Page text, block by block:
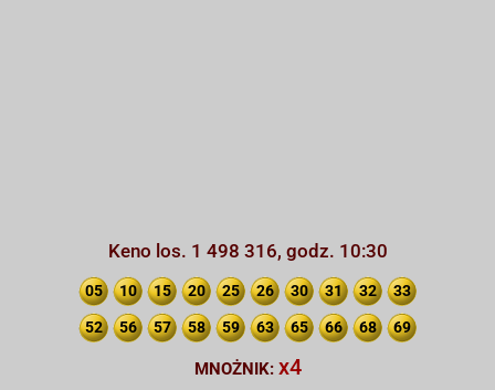
Keno los. 1 498 316, godz. 10:30
05 10 15 20 25 26 30 31 32 33
52 56 57 58 59 63 65 66 68 69
MNOŻNIK: x4